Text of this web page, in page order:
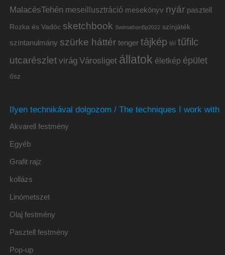
MalacésTehén meseillusztráció mesekönyv nyár pasztell
Rozka és Vadóc sketchbook SwimathonBp2022 színjáték
színtanulmány szürke háttér tenger tájkép tél tűfilc
utcarészlet virág Városliget állatok életkép épület
ősz
Ilyen technikával dolgozom / The techniques I work with
Akvarell festmény
Egyéb
Grafit rajz
kollázs
Linómetszet
Olaj festmény
Pasztell festmény
Pop-up